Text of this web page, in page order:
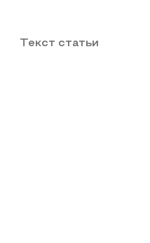
Текст статьи